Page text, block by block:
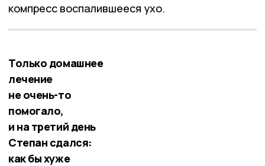
компресс воспалившееся ухо.
Только домашнее
лечение
не очень-то
помогало,
и на третий день
Степан сдался:
как бы хуже